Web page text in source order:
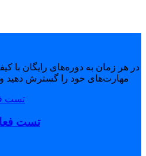
در هر زمان به دوره‌های رایگان با
مهارت‌های خود را گسترش دهید و
تست